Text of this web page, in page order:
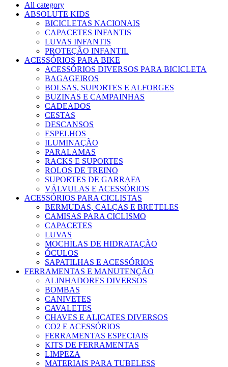
All category
ABSOLUTE KIDS
BICICLETAS NACIONAIS
CAPACETES INFANTIS
LUVAS INFANTIS
PROTEÇÃO INFANTIL
ACESSÓRIOS PARA BIKE
ACESSÓRIOS DIVERSOS PARA BICICLETA
BAGAGEIROS
BOLSAS, SUPORTES E ALFORGES
BUZINAS E CAMPAINHAS
CADEADOS
CESTAS
DESCANSOS
ESPELHOS
ILUMINAÇÃO
PARALAMAS
RACKS E SUPORTES
ROLOS DE TREINO
SUPORTES DE GARRAFA
VÁLVULAS E ACESSÓRIOS
ACESSÓRIOS PARA CICLISTAS
BERMUDAS, CALÇAS E BRETELES
CAMISAS PARA CICLISMO
CAPACETES
LUVAS
MOCHILAS DE HIDRATAÇÃO
ÓCULOS
SAPATILHAS E ACESSÓRIOS
FERRAMENTAS E MANUTENÇÃO
ALINHADORES DIVERSOS
BOMBAS
CANIVETES
CAVALETES
CHAVES E ALICATES DIVERSOS
CO2 E ACESSÓRIOS
FERRAMENTAS ESPECIAIS
KITS DE FERRAMENTAS
LIMPEZA
MATERIAIS PARA TUBELESS